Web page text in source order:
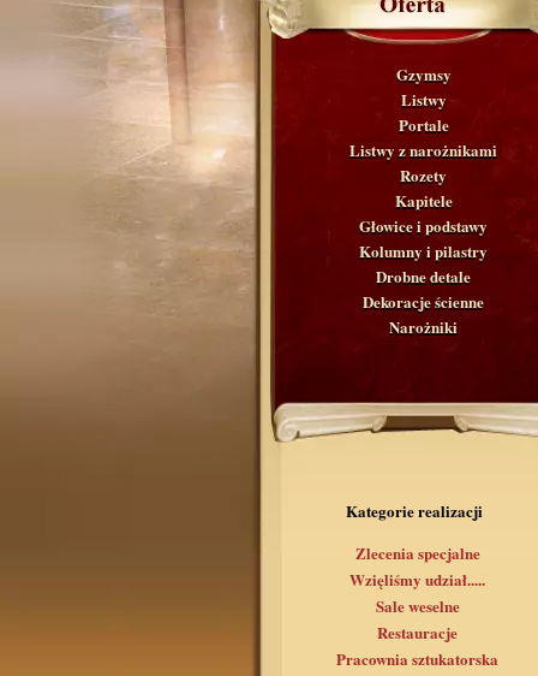
Gzymsy
Listwy
Portale
Listwy z narożnikami
Rozety
Kapitele
Głowice i podstawy
Kolumny i pilastry
Drobne detale
Dekoracje ścienne
Narożniki
Kategorie realizacji
Zlecenia specjalne
Wzięliśmy udział.....
Sale weselne
Restauracje
Pracownia sztukatorska